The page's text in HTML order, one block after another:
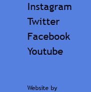
Instagram
Twitter
Facebook
Youtube
Website by